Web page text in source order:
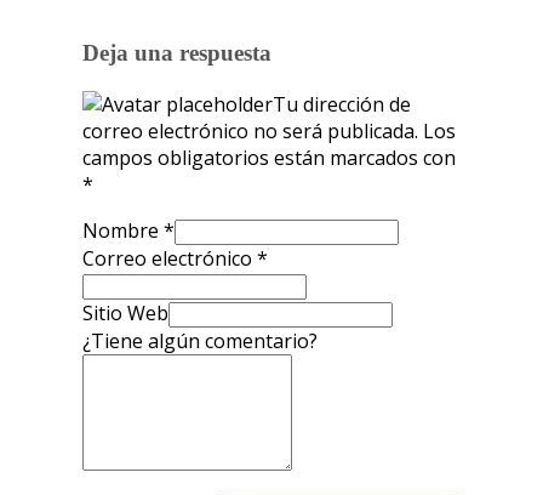
Deja una respuesta
Tu dirección de
correo electrónico no será publicada. Los
campos obligatorios están marcados con
*
Nombre *
Correo electrónico *
Sitio Web
¿Tiene algún comentario?